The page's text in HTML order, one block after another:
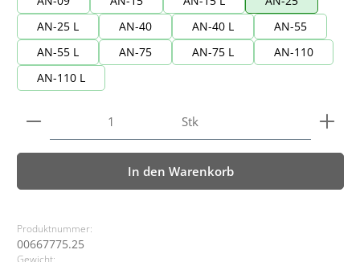
AN-25 L
AN-40 AN-40 L
AN-55
AN-55 L
AN-75 AN-75 L
AN-110
AN-110 L
Produkt Anzahl: Gib den gewünschten Wert ein
Stk
In den Warenkorb
Produktnummer:
00667775.25
Gewicht: